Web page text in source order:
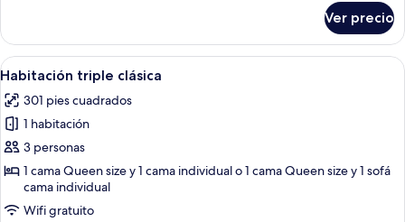
individual
clásica
Ver precio
Abrir
todas
las
fotos
de
Habitación
triple
clásica
Habitación de hotel con escritorio,
4
Habitación triple clásica
301 pies cuadrados
1 habitación
3 personas
1 cama Queen size y 1 cama individual o 1 cama Queen size y 1 sofá
cama individual
Wifi gratuito